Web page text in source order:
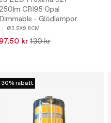
CRI95 Opal
Dimmable - Glödlampor
Ø3.5X9.8CM
97.50 kr 130 kr
30% rabatt